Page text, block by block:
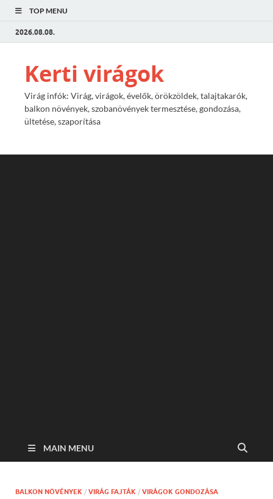
TOP MENU
2026.08.08.
Kerti virágok
Virág infók: Virág, virágok, évelők, örökzöldek, talajtakarók,
balkon növények, szobanövények termesztése, gondozása,
ültetése, szaporítása
MAIN MENU
BALKON NÖVÉNYEK / VIRÁG FAJTÁK / VIRÁGOK GONDOZÁSA